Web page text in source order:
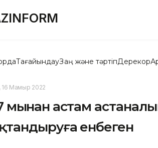
ТағайындауЗаң және тәртіпДерекқор
16 Мамыр 2022
мыңнан астам
енбеген